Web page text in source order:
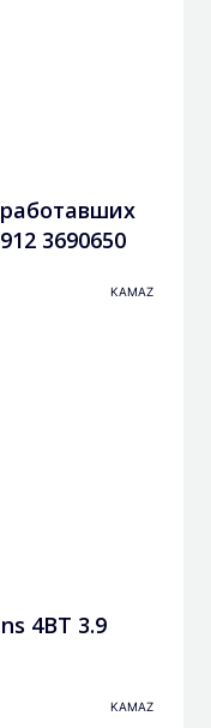
3690650
KAMAZ
4BT 3.9
KAMAZ